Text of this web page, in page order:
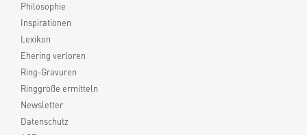
Philosophie
Inspirationen
Lexikon
Ehering verloren
Ring-Gravuren
Ringgröße ermitteln
Newsletter
Datenschutz